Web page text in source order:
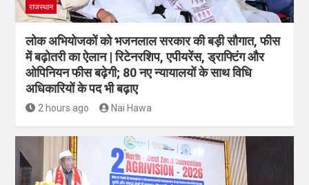
राजस्थान
लोक अभियोजकों को भजनलाल सरकार की बड़ी सौगात, फीस
में बढ़ोतरी का ऐलान | रिटेनरशिप, एपीयरेंस, ड्राफ्टिंग और
ओपिनियन फीस बढ़ेगी; 80 नए न्यायालयों के साथ विधि
अधिकारियों के पद भी बढ़ाए
2 hours ago Nai Hawa